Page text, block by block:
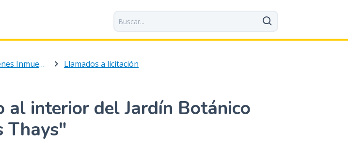
a
a
o
n
t
e
Administración de Bienes Inmuebles Llamados a licitación
al interior del Jardín Botánico
Thays"